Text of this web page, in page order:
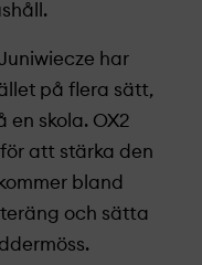
har
på flera sätt,
skola. OX2
att stärka den
bland
och sätta